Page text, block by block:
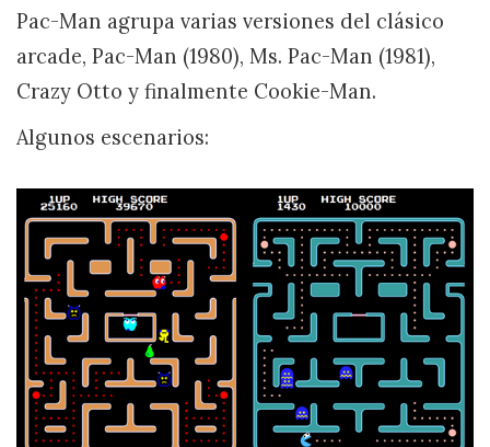
Pac-Man agrupa varias versiones del clásico
arcade, Pac-Man (1980), Ms. Pac-Man (1981),
Crazy Otto y finalmente Cookie-Man.
Algunos escenarios: